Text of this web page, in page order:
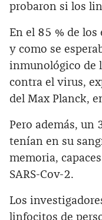
probaron si los
En el 85 % de los
y como se
inmunológico de
contra el virus,
del Max Planck,
Pero además, un
tenían en su
memoria,
SARS-Cov-2.
Los
linfocitos de